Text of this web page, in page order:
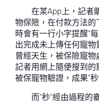
在某App上，記者
物保險，在付款方法
時會有一行小字提醒“
出完成未上傳任何寵
曾經天生，被保險寵物
記者用網上隨便搜到
被保寵物驗證，成果“
而“秒”經由過程的